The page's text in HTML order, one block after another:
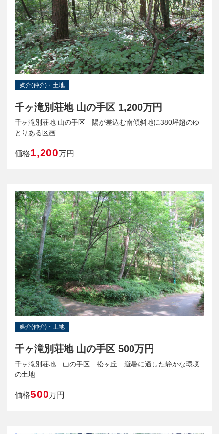
媒介(仲介)・土地
千ヶ滝別荘地 山の手区 1,200万円
千ヶ滝別荘地 山の手区 陽が差込む南傾斜地に380坪超のゆ
とりある区画
価格1,200万円
媒介(仲介)・土地
千ヶ滝別荘地 山の手区 500万円
千ヶ滝別荘地 山の手区 松ヶ丘 避暑に適した静かな環境
の土地
価格500万円